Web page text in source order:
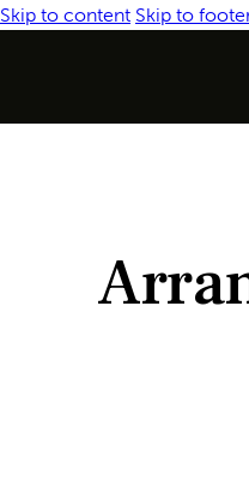
Skip to content Skip to